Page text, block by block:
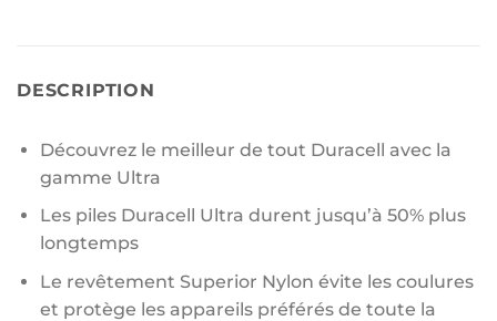
DESCRIPTION
Découvrez le meilleur de tout Duracell avec la
gamme Ultra
Les piles Duracell Ultra durent jusqu’à 50% plus
longtemps
Le revêtement Superior Nylon évite les coulures
et protège les appareils préférés de toute la